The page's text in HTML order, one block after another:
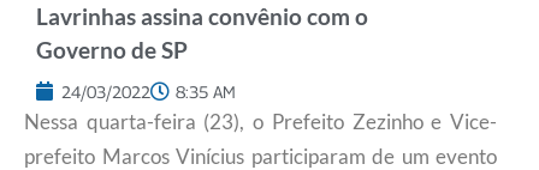
Lavrinhas assina convênio com o
Governo de SP
24/03/2022 8:35 AM
Nessa quarta-feira (23), o Prefeito Zezinho e Vice-
prefeito Marcos Vinícius participaram de um evento